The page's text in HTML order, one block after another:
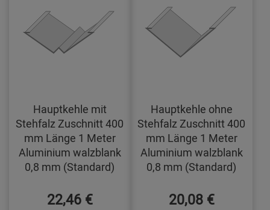
Hauptkehle mit
Stehfalz Zuschnitt 400
mm Länge 1 Meter
Aluminium walzblank
0,8 mm (Standard)
22,46 €
Hauptkehle ohne
Stehfalz Zuschnitt 400
mm Länge 1 Meter
Aluminium walzblank
0,8 mm (Standard)
20,08 €